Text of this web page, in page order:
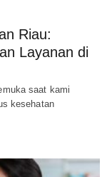
Riau:
Layanan di
saat kami
kesehatan